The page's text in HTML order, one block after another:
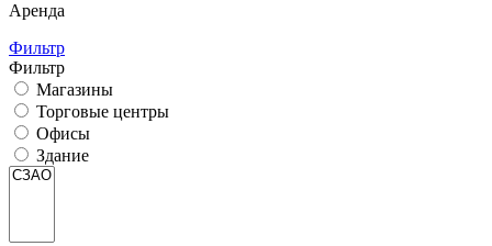
Аренда
Фильтр
Фильтр
Магазины
Торговые центры
Офисы
Здание